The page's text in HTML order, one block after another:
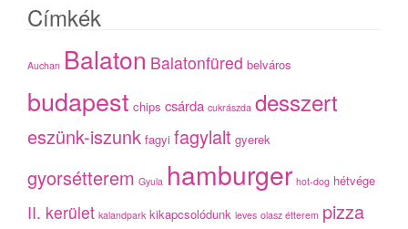
Címkék
Auchan Balaton Balatonfüred belváros
budapest chips csárda cukrászda desszert
eszünk-iszunk fagyi fagylalt gyerek
gyorsétterem Gyula hamburger hot-dog hétvége
II. kerület kalandpark kikapcsolódunk leves olasz étterem pizza